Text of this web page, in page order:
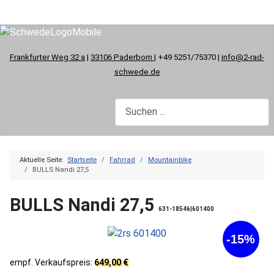
Frankfurter Weg 32 a | 33106 Paderborn | +49 5251/75370 | info@2-rad-
schwede.de
Aktuelle Seite: Startseite Fahrrad
Mountainbike
BULLS Nandi 27,5
BULLS Nandi 27,5 631-18546|601400
-15%
empf. Verkaufspreis: 649,00 €